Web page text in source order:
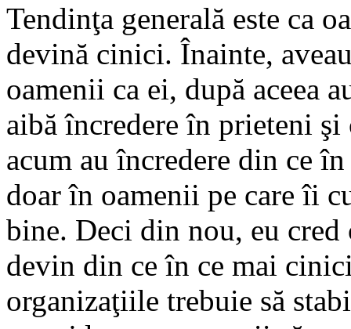
Tendinţa generală este ca
devină cinici. Înainte,
oamenii ca ei, după aceea
aibă încredere în prieteni şi
acum au încredere din ce
doar în oamenii pe care îi
bine. Deci din nou, eu
devin din ce în ce mai
organizaţiile trebuie să